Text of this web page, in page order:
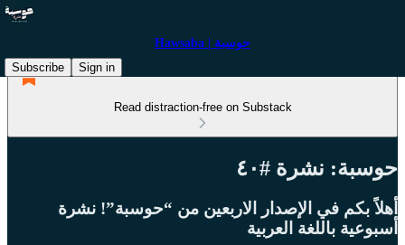
Hawsaba | حوسبة
Subscribe
Sign in
Read distraction-free on Substack
حوسبة: نشرة #٤٠
أهلاً بكم في الإصدار الاربعين من “حوسبة”! نشرة
أسبوعية باللغة العربية